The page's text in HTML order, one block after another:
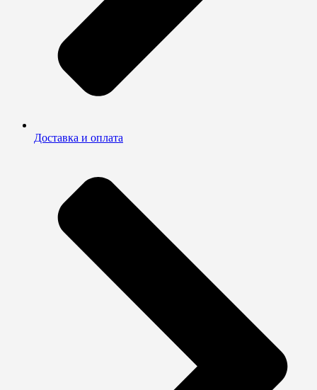
Доставка и оплата